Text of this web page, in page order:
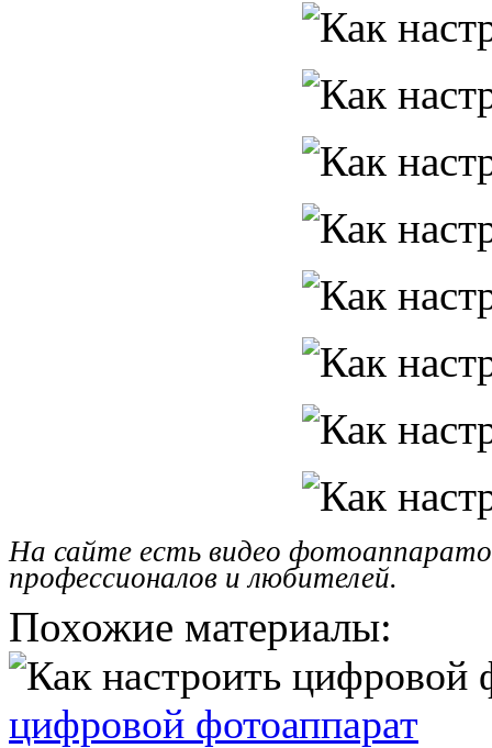
На сайте есть видео
профессионалов и любителей.
Похожие материалы:
цифровой фотоаппарат